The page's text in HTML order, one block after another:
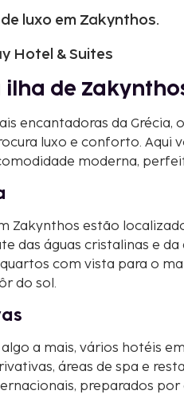
luxo em Zakynthos.
Hotel & Suites
ilha de
encantadoras da Grécia,
luxo e conforto. Aqui
moderna,
Zakynthos estão
das águas cristalinas e da
com vista para o
do sol.
a mais, vários hotéis
áreas de spa e
preparados por